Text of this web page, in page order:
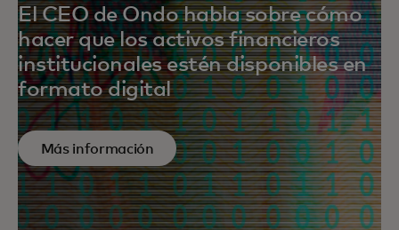
El CEO de Ondo habla sobre cómo
hacer que los activos financieros
institucionales estén disponibles en
formato digital
Más información